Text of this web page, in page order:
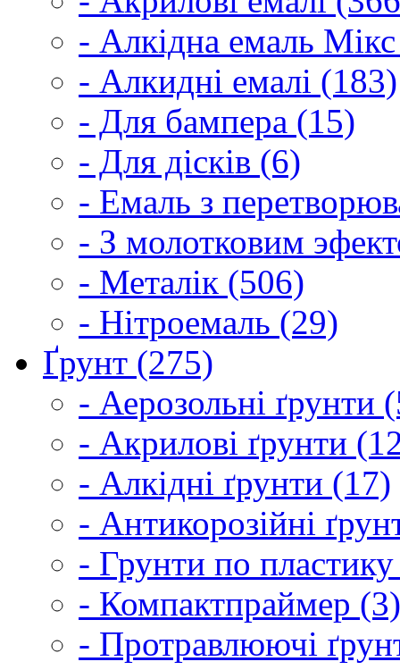
- Алкідна емаль
- Алкидні емалі (183)
- Для бампера (15)
- Для дісків (6)
- Емаль з
- З молотковим
- Металік (506)
- Нітроемаль (29)
Ґрунт (275)
- Аерозольні ґрунти
- Акрилові ґрунти
- Алкідні ґрунти (17)
- Антикорозійні
- Грунти по
- Компактпраймер (3)
- Протравлюючі